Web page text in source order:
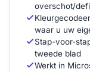
overschot/
waar u uw
Stap-voor-
tweede blad
Werkt in